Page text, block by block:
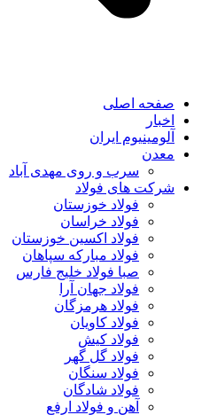
صفحه اصلی
اخبار
آلومینیوم ایران
معدن
سرب و روی مهدی آباد
شرکت های فولاد
فولاد خوزستان
فولاد خراسان
فولاد اکسین خوزستان
فولاد مبارکه سپاهان
صبا فولاد خلیج فارس
فولاد جهان آرا
فولاد هرمزگان
فولاد کاویان
فولاد کیش
فولاد گل گهر
فولاد سنگان
فولاد شادگان
آهن و فولاد ارفع